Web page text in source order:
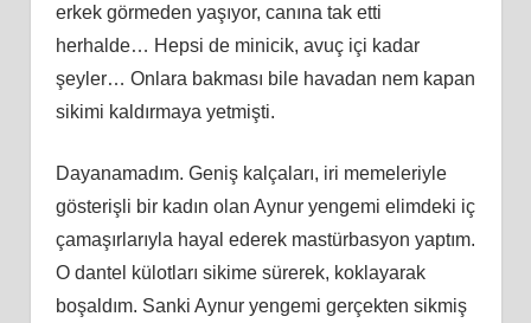
erkek görmeden yaşıyor, canına tak etti
herhalde… Hepsi de minicik, avuç içi kadar
şeyler… Onlara bakması bile havadan nem kapan
sikimi kaldırmaya yetmişti.
Dayanamadım. Geniş kalçaları, iri memeleriyle
gösterişli bir kadın olan Aynur yengemi elimdeki iç
çamaşırlarıyla hayal ederek mastürbasyon yaptım.
O dantel külotları sikime sürerek, koklayarak
boşaldım. Sanki Aynur yengemi gerçekten sikmiş